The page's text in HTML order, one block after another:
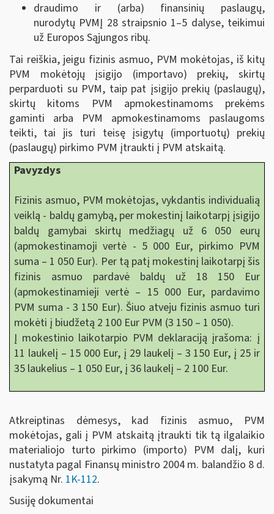
draudimo ir (arba) finansinių paslaugų,
nurodytų PVMĮ 28 straipsnio 1–5 dalyse, teikimui
už Europos Sąjungos ribų.
Tai reiškia, jeigu fizinis asmuo, PVM mokėtojas, iš kitų
PVM mokėtojų įsigijo (importavo) prekių, skirtų
perparduoti su PVM, taip pat įsigijo prekių (paslaugų),
skirtų kitoms PVM apmokestinamoms prekėms
gaminti arba PVM apmokestinamoms paslaugoms
teikti, tai jis turi teisę įsigytų (importuotų) prekių
(paslaugų) pirkimo PVM įtraukti į PVM atskaitą.
Pavyzdys
Fizinis asmuo, PVM mokėtojas, vykdantis individualią
veiklą - baldų gamybą, per mokestinį laikotarpį įsigijo
baldų gamybai skirtų medžiagų už 6 050 eurų
(apmokestinamoji vertė - 5 000 Eur, pirkimo PVM
suma – 1 050 Eur). Per tą patį mokestinį laikotarpį šis
fizinis asmuo pardavė baldų už 18 150 Eur
(apmokestinamieji vertė – 15 000 Eur, pardavimo
PVM suma - 3 150 Eur). Šiuo atveju fizinis asmuo turi
mokėti į biudžetą 2 100 Eur PVM (3 150 – 1 050).
Į mokestinio laikotarpio PVM deklaraciją įrašoma: į
11 laukelį – 15 000 Eur, į 29 laukelį – 3 150 Eur, į 25 ir
35 laukelius – 1 050 Eur, į 36 laukelį – 2 100 Eur.
Atkreiptinas dėmesys, kad fizinis asmuo, PVM
mokėtojas, gali į PVM atskaitą įtraukti tik tą ilgalaikio
materialiojo turto pirkimo (importo) PVM dalį, kuri
nustatyta pagal Finansų ministro 2004 m. balandžio 8 d.
įsakymą Nr. 1K-112.
Susiję dokumentai